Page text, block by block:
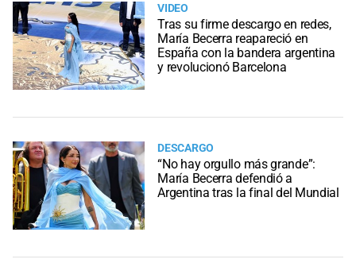
VIDEO
Tras su firme descargo en redes,
María Becerra reapareció en
España con la bandera argentina
y revolucionó Barcelona
DESCARGO
“No hay orgullo más grande”:
María Becerra defendió a
Argentina tras la final del Mundial